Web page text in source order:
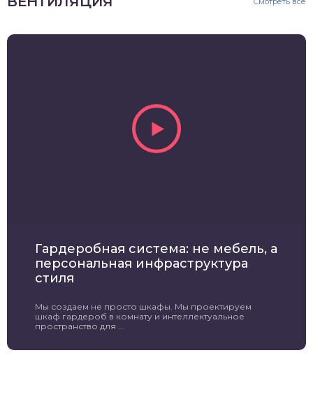
Гардеробная система: не мебель, а
персональная инфраструктура
стиля
Мы создаем не просто шкафы. Мы проектируем
шкаф гардероб в комнату и интеллектуальное
пространство для ...